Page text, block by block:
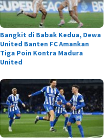
Bangkit di Babak Kedua, Dewa
United Banten FC Amankan
Tiga Poin Kontra Madura
United